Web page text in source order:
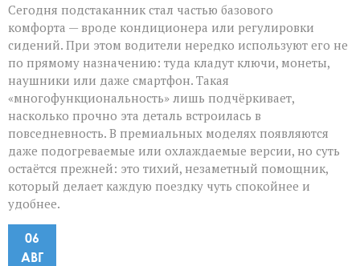
Сегодня подстаканник стал частью базового
комфорта — вроде кондиционера или регулировки
сидений. При этом водители нередко используют его не
по прямому назначению: туда кладут ключи, монеты,
наушники или даже смартфон. Такая
«многофункциональность» лишь подчёркивает,
насколько прочно эта деталь встроилась в
повседневность. В премиальных моделях появляются
даже подогреваемые или охлаждаемые версии, но суть
остаётся прежней: это тихий, незаметный помощник,
который делает каждую поездку чуть спокойнее и
удобнее.
06
АВГ